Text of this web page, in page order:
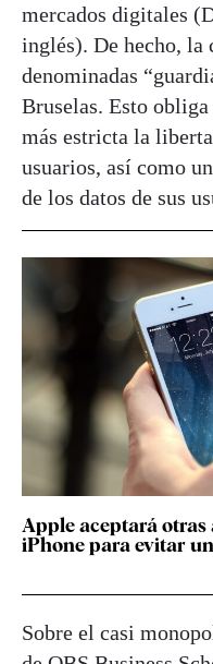
mercados digitales
inglés). De hecho, la
denominadas
Bruselas. Esto
más estricta la
usuarios, así como
de los datos de sus
Apple aceptará otras
iPhone para evitar
Sobre el casi